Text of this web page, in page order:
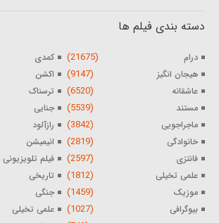
دسته بندی فیلم ها
درام (21675) کمدی
هیجان انگیز (9147) اکشن
عاشقانه (6520) ترسناک
مستند (5539) جنایی
ماجراجویی (3842) رازآلود
خانوادگی (2819) انیمیشن
فانتزی (2597) فیلم تلویزیونی
علمی تخیلی (1812) تاریخی
موزیک (1459) جنگی
بیوگرافی (1027) علمی تخیلی